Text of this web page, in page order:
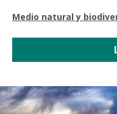
Medio natural y